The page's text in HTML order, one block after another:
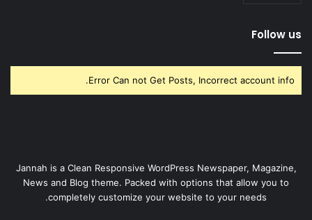
Follow us
Error Can not Get Posts, Incorrect account info.
Jannah is a Clean Responsive WordPress Newspaper, Magazine,
News and Blog theme. Packed with options that allow you to
completely customize your website to your needs.